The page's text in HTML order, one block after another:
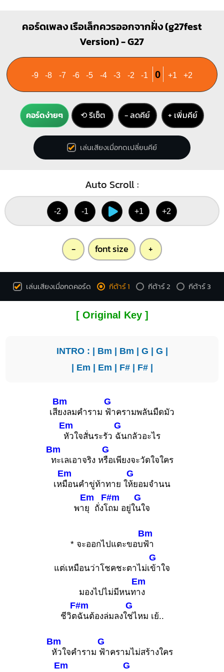
คอร์ดเพลง เรือเล็กควรออกจากฝั่ง (g27fest
Version) - G27
-9 -8 -7 -6 -5 -4 -3 -2 -1 0 +1 +2
คอร์ดง่ายๆ ⟲ รีเซ็ต − ลดคีย์ + เพิ่มคีย์
เล่นเสียงเมื่อกดเปลี่ยนคีย์
Auto Scroll :
-2 -1 +1 +2
- font size +
เล่นเสียงเมื่อกดคอร์ด กีต้าร์ 1 กีต้าร์ 2 กีต้าร์ 3
[ Original Key ]
INTRO : | Bm | Bm | G | G |
| Em | Em | F#| F#|
เสี
Bm
ยงลมคำราม
G
ฟ้าครามพลันมืดมัว
Em
หัวใจสั่นระรัว
G
ฉันกลัวอะไร
Bm
ทะเลเอาจริง ห
G
รือเพียงจะวัดใจใคร
เห
Em
มือนคำขู่ท้าทาย ใ
G
ห้ยอมจำนน
พา
Em
ยุ ถั่งโ
F#m
ถม อยู่ใ
G
นใจ
* จะออกไปแตะขอบ
Bm
ฟ้า
แต่เหมือนว่าโชคชะตาไม่เ
G
ข้าใจ
มองไปไม่มีหนท
Em
าง
ชีวิต
F#m
ฉันต้องล่มลงใ
G
ช่ไหม เย้..
Bm
หัวใจคำราม
G
ฟ้าครามไม่สร้างใคร
Em G